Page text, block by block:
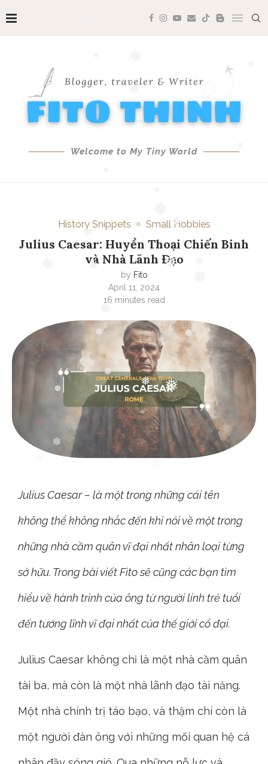
❅
❅
❅
❅
❅
❅ ❅
❅
❅
❅
❅
❅
Welcome to My Tiny World
History Snippets Small Hobbies
Julius Caesar: Huyền Thoại Chiến Binh
và Nhà Lãnh Đạo
by Fito
April 11, 2024
16 minutes read
Julius Caesar – là một trong những cái tên
không thể không nhắc đến khi nói về một trong
những nhà cầm quân vĩ đại nhất nhân loại từng
sở hữu. Trong bài viết Fito sẽ cũng các bạn tìm
hiểu về hành trình của ông từ người lính trẻ tuổi
đến tướng lĩnh vĩ đại nhất của thế giới cổ đại.
Julius Caesar không chỉ là một nhà cầm quân
tài ba, mà còn là một nhà lãnh đạo tài năng.
Một nhà chính trị táo bạo, và thậm chí còn là
một người đàn ông với những mối quan hệ cá